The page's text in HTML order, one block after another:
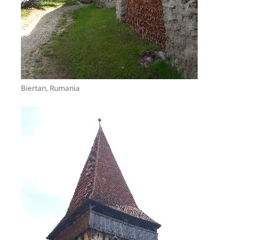
Biertan, Rumania